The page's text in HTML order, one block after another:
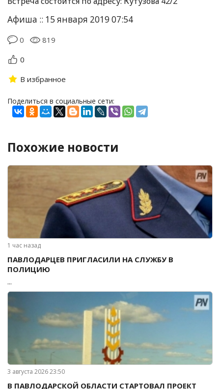
Афиша :: 15 января 2019 07:54
0
819
0
В избранное
Поделиться в социальные сети:
Похожие новости
1 час назад
ПАВЛОДАРЦЕВ ПРИГЛАСИЛИ НА СЛУЖБУ В
ПОЛИЦИЮ
...
3 августа 2026 23:50
В ПАВЛОДАРСКОЙ ОБЛАСТИ СТАРТОВАЛ ПРОЕКТ